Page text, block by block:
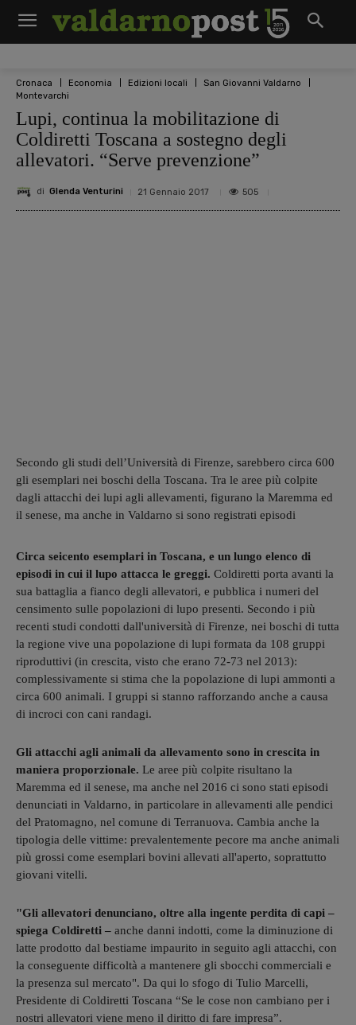
Cronaca Economia Edizioni locali
San Giovanni Valdarno
Montevarchi
Lupi, continua la mobilitazione di
Coldiretti Toscana a sostegno degli
allevatori. “Serve prevenzione”
di Glenda Venturini 21 Gennaio 2017 505
Secondo gli studi dell’Università di Firenze, sarebbero circa 600
gli esemplari nei boschi della Toscana. Tra le aree più colpite
dagli attacchi dei lupi agli allevamenti, figurano la Maremma ed
il senese, ma anche in Valdarno si sono registrati episodi
Circa seicento esemplari in Toscana, e un lungo elenco di
episodi in cui il lupo attacca le greggi. Coldiretti porta avanti la
sua battaglia a fianco degli allevatori, e pubblica i numeri del
censimento sulle popolazioni di lupo presenti. Secondo i più
recenti studi condotti dall'università di Firenze, nei boschi di tutta
la regione vive una popolazione di lupi formata da 108 gruppi
riproduttivi (in crescita, visto che erano 72-73 nel 2013):
complessivamente si stima che la popolazione di lupi ammonti a
circa 600 animali. I gruppi si stanno rafforzando anche a causa
di incroci con cani randagi.
Gli attacchi agli animali da allevamento sono in crescita in
maniera proporzionale. Le aree più colpite risultano la
Maremma ed il senese, ma anche nel 2016 ci sono stati episodi
denunciati in Valdarno, in particolare in allevamenti alle pendici
del Pratomagno, nel comune di Terranuova. Cambia anche la
tipologia delle vittime: prevalentemente pecore ma anche animali
più grossi come esemplari bovini allevati all'aperto, soprattutto
giovani vitelli.
"Gli allevatori denunciano, oltre alla ingente perdita di capi –
spiega Coldiretti – anche danni indotti, come la diminuzione di
latte prodotto dal bestiame impaurito in seguito agli attacchi, con
la conseguente difficoltà a mantenere gli sbocchi commerciali e
la presenza sul mercato". Da qui lo sfogo di Tulio Marcelli,
Presidente di Coldiretti Toscana “Se le cose non cambiano per i
nostri allevatori viene meno il diritto di fare impresa”.